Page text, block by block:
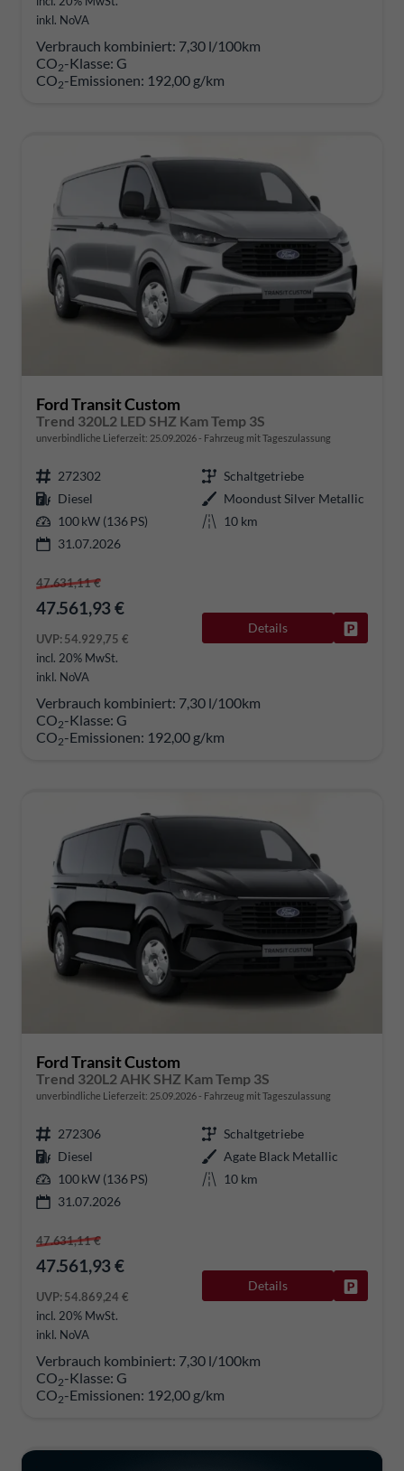
inkl. NoVA
Verbrauch kombiniert: 7,30 l/100km
CO2-Klasse: G
CO2-Emissionen: 192,00 g/km
Ford Transit Custom
Trend 320L2 LED SHZ Kam Temp 3S
unverbindliche Lieferzeit: 25.09.2026 Fahrzeug mit Tageszulassung
272302
Schaltgetriebe
Diesel
Moondust Silver Metallic
100 kW (136 PS)
10 km
31.07.2026
47.631,11 €
47.561,93 €
UVP:54.929,75 €
incl. 20% MwSt.
inkl. NoVA
Details
Verbrauch kombiniert: 7,30 l/100km
CO2-Klasse: G
CO2-Emissionen: 192,00 g/km
Ford Transit Custom
Trend 320L2 AHK SHZ Kam Temp 3S
unverbindliche Lieferzeit: 25.09.2026 Fahrzeug mit Tageszulassung
272306
Schaltgetriebe
Diesel
Agate Black Metallic
100 kW (136 PS)
10 km
31.07.2026
47.631,11 €
47.561,93 €
UVP:54.869,24 €
incl. 20% MwSt.
inkl. NoVA
Details
Verbrauch kombiniert: 7,30 l/100km
CO2-Klasse: G
CO2-Emissionen: 192,00 g/km